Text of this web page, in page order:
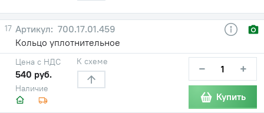
17
700.17.01.459
Кольцо уплотнительное
Наличие
Цена с НДС
540 руб.
К схеме − +
Купить